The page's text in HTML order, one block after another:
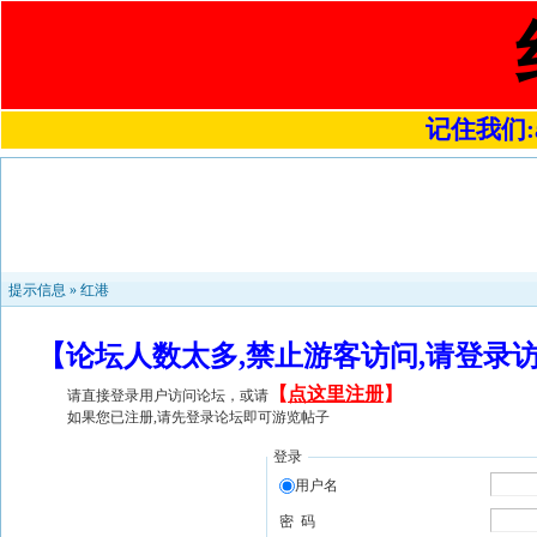
记住我们
提示信息 » 红港
【论坛人数太多,禁止游客访问,请登
请直接登录用户访问论坛，或请 【 点这里注册】
如果您已注册,请先登录论坛即可游览帖子
登录
用户名
密 码